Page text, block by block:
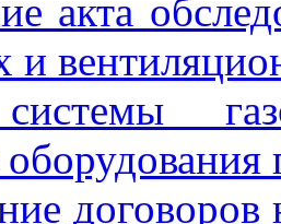
акта
договоров